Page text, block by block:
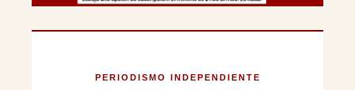
PERIODISMO INDEPENDIENTE